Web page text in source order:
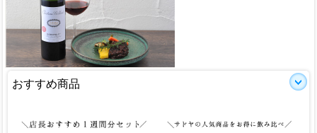
おすすめ商品